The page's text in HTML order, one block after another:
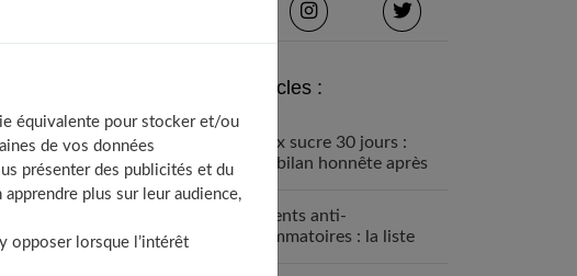
Derniers articles :
Détox sucre 30 jours :
mon bilan honnête après
Aliments anti-
inflammatoires : la liste
équivalente pour stocker et/ou
de vos données
présenter des publicités et du
plus sur leur audience,
opposer lorsque l’intérêt